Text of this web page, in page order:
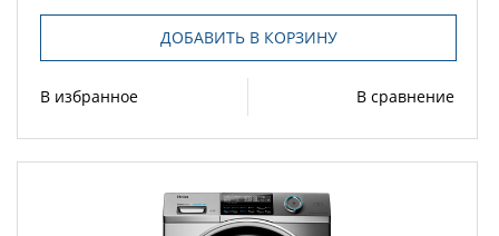
ДОБАВИТЬ В КОРЗИНУ
В избранное В сравнение